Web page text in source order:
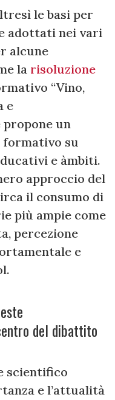
le basi per
adottati nei vari
alcune
la risoluzione
“Vino,
e
propone un
formativo su
e àmbiti.
approccio del
il consumo di
più ampie come
percezione
e
del dibattito
scientifico
e l’attualità